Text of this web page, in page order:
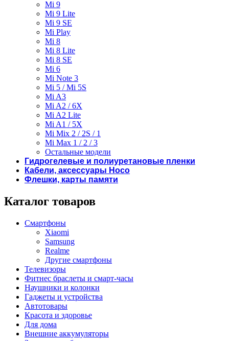
Mi 9
Mi 9 Lite
Mi 9 SE
Mi Play
Mi 8
Mi 8 Lite
Mi 8 SE
Mi 6
Mi Note 3
Mi 5 / Mi 5S
Mi A3
Mi A2 / 6X
Mi A2 Lite
Mi A1 / 5X
Mi Mix 2 / 2S / 1
Mi Max 1 / 2 / 3
Остальные модели
Гидрогелевые и полиуретановые пленки
Кабели, аксессуары Hoco
Флешки, карты памяти
Каталог товаров
Смартфоны
Xiaomi
Samsung
Realme
Другие смартфоны
Телевизоры
Фитнес браслеты и смарт-часы
Наушники и колонки
Гаджеты и устройства
Автотовары
Красота и здоровье
Для дома
Внешние аккумуляторы